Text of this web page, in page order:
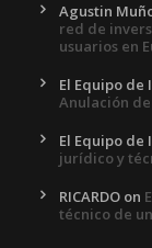
Agustin
red de
usuarios en
El Equipo de
Anulación
El Equipo de
jurídico y
RICARDO on
técnico de